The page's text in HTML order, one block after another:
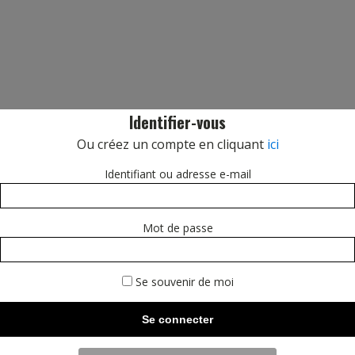
Identifier-vous
Ou créez un compte en cliquant ici
Identifiant ou adresse e-mail
Mot de passe
Se souvenir de moi